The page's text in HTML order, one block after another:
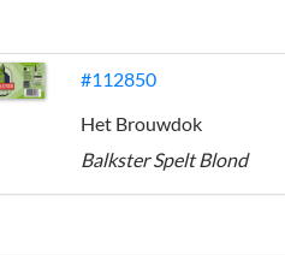
#112850
Het Brouwdok
Balkster Spelt Blond